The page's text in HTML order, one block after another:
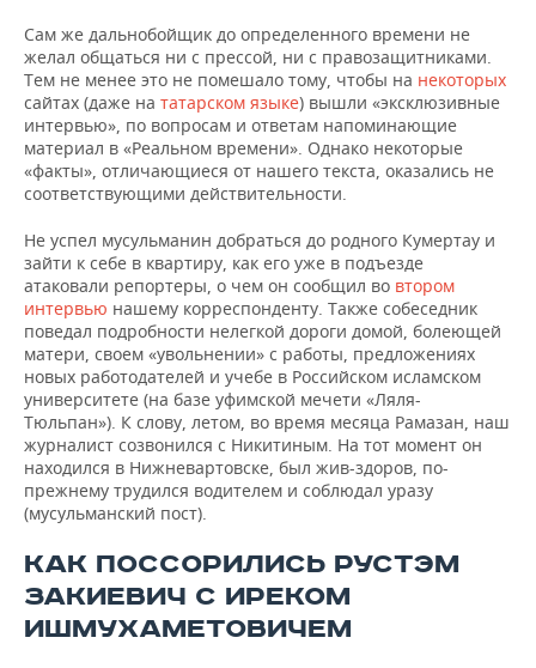
Сам же дальнобойщик до определенного времени не
желал общаться ни с прессой, ни с правозащитниками.
Тем не менее это не помешало тому, чтобы на некоторых
сайтах (даже на татарском языке) вышли «эксклюзивные
интервью», по вопросам и ответам напоминающие
материал в «Реальном времени». Однако некоторые
«факты», отличающиеся от нашего текста, оказались не
соответствующими действительности.
Не успел мусульманин добраться до родного Кумертау и
зайти к себе в квартиру, как его уже в подъезде
атаковали репортеры, о чем он сообщил во втором
интервью нашему корреспонденту. Также собеседник
поведал подробности нелегкой дороги домой, болеющей
матери, своем «увольнении» с работы, предложениях
новых работодателей и учебе в Российском исламском
университете (на базе уфимской мечети «Ляля-
Тюльпан»). К слову, летом, во время месяца Рамазан, наш
журналист созвонился с Никитиным. На тот момент он
находился в Нижневартовске, был жив-здоров, по-
прежнему трудился водителем и соблюдал уразу
(мусульманский пост).
КАК ПОССОРИЛИСЬ РУСТЭМ
ЗАКИЕВИЧ С ИРЕКОМ
ИШМУХАМЕТОВИЧЕМ